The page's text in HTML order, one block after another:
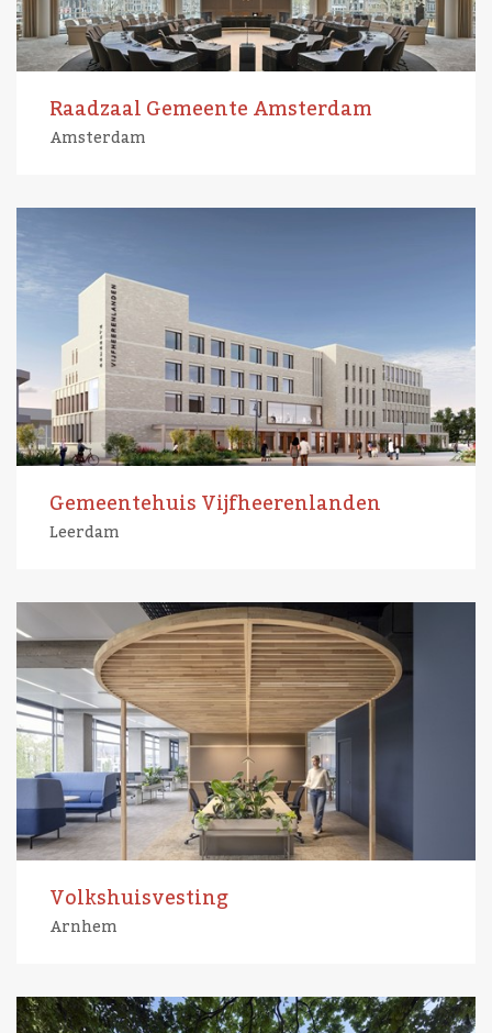
Raadzaal Gemeente Amsterdam
Amsterdam
Gemeentehuis Vijfheerenlanden
Leerdam
Volkshuisvesting
Arnhem